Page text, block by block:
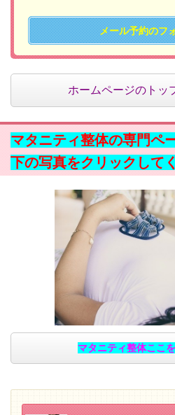
メール予約のフ
ホームページのトッ
マタニティ整体の専門ペ
下の写真をクリックして
マタニティ整体ここ